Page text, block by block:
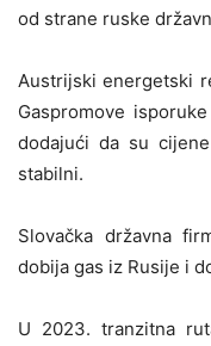
od strane ruske
Austrijski energetski
Gaspromove
dodajući da su
stabilni.
Slovačka državna
dobija gas iz Rusije i
U 2023. tranzitna